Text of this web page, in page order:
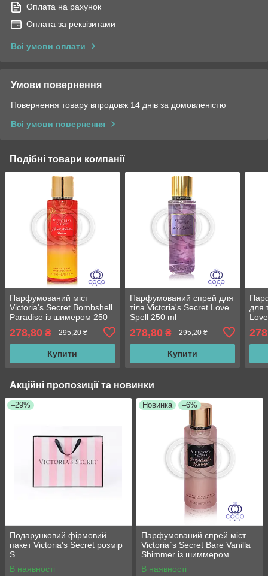
Оплата на рахунок
Оплата за реквізитами
Всі умови оплати
Умови повернення
Повернення товару впродовж 14 днів за домовленістю
Всі умови повернення
Подібні товари компанії
Парфумований міст
Victoria's Secret Bombshell
Paradise із шимером 250
278,80 ₴ 295,20 ₴
Купити
Парфумований спрей для
тіла Victoria's Secret Love
Spell 250 ml
278,80₴ 295,20 ₴
Купити
для
ml
Акційні пропозиції та новинки
–29%
Подарунковий фірмовий
пакет Victoria's Secret розмір
S
В наявності
Новинка –6%
Парфумований спрей міст
Victoria`s Secret Bare Vanilla
Shimmer із шиммером
В наявності